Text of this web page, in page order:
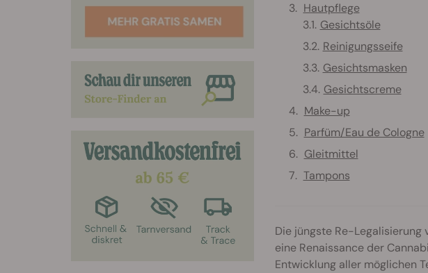
Hautpflege
Gesichtsöle
Reinigungsseife
Gesichtsmasken
Gesichtscreme
Make-up
Parfüm/Eau de Cologne
Gleitmittel
Tampons
Die jüngste Re-Legalisierung
eine Renaissance der
Entwicklung aller möglichen